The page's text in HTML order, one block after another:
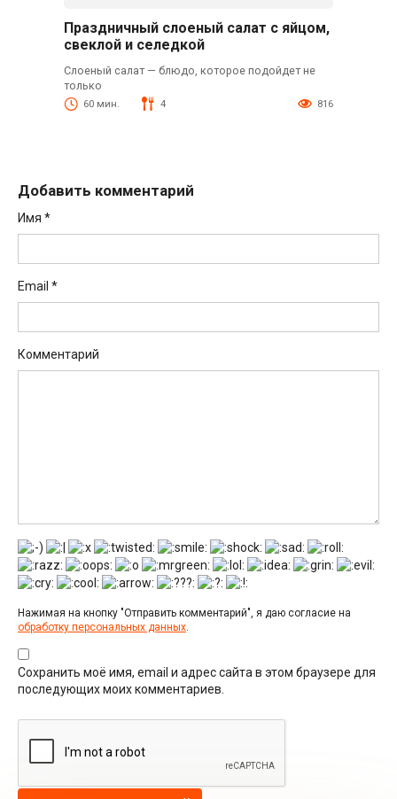
Праздничный слоеный салат с яйцом,
свеклой и селедкой
Слоеный салат — блюдо, которое подойдет не
только
60 мин. 4 816
Добавить комментарий
Имя *
Email *
Комментарий
Нажимая на кнопку "Отправить комментарий", я даю согласие на
обработку персональных данных
Сохранить моё имя, email и адрес сайта в этом браузере для
последующих моих комментариев.